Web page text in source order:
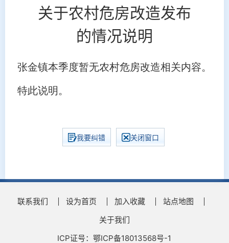
关于农村危房改造发布
的情况说明
张金镇本季度暂无农村危房改造相关内容。
特此说明。
我要纠错 关闭窗口
联系我们 设为首页 加入收藏
站点地图
关于我们
ICP证号：鄂ICP备18013568号-1